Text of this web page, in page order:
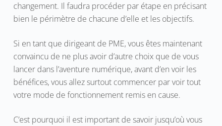
changement. Il faudra procéder par étape en précisant
bien le périmètre de chacune d’elle et les objectifs.
Si en tant que dirigeant de PME, vous êtes maintenant
convaincu de ne plus avoir d’autre choix que de vous
lancer dans l’aventure numérique, avant d’en voir les
bénéfices, vous allez surtout commencer par voir tout
votre mode de fonctionnement remis en cause.
C’est pourquoi il est important de savoir jusqu’où vous